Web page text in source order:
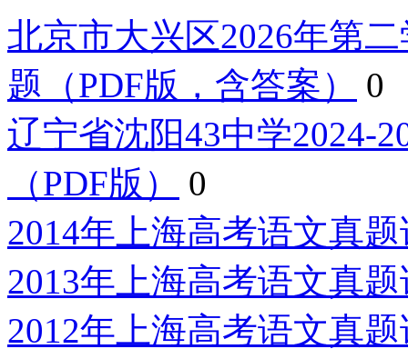
北京市大兴区2026年第
题（PDF版，含答案）
0
辽宁省沈阳43中学2024-
（PDF版）
0
2014年上海高考语文真
2013年上海高考语文真
2012年上海高考语文真